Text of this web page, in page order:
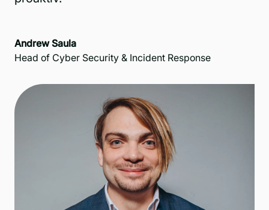
Andrew Saula
Head of Cyber Security & Incident Response